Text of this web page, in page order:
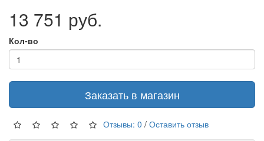
13 751 руб.
Кол-во
Заказать в магазин
Отзывы: 0 / Оставить отзыв